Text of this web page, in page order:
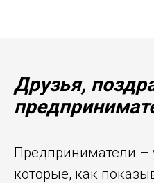
Друзья,
Предприниматели –
которые, как